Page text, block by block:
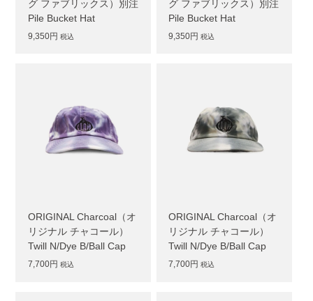
グ ファブリックス）別注
Pile Bucket Hat
9,350円 税込
グ ファブリックス）別注
Pile Bucket Hat
9,350円 税込
ORIGINAL Charcoal（オ
リジナル チャコール）
Twill N/Dye B/Ball Cap
7,700円 税込
ORIGINAL Charcoal（オ
リジナル チャコール）
Twill N/Dye B/Ball Cap
7,700円 税込